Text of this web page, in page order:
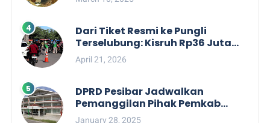
dalam Rapat Koordinasi OPD
Dari Tiket Resmi ke Pungli
Terselubung: Kisruh Rp36 Juta
Pengelolaan Tiket Pantai
Labuhan Jukung
April 21, 2026
DPRD Pesibar Jadwalkan
Pemanggilan Pihak Pemkab
Terkait Nasib dan Status TKD di
January 28, 2025